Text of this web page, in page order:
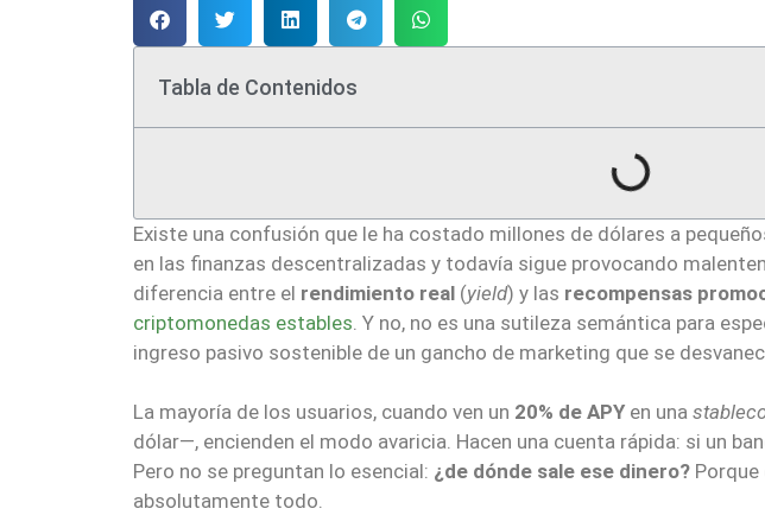
Tabla de Contenidos
Existe una confusión que le ha costado millones de dólares a
en las finanzas descentralizadas y todavía sigue provocando
diferencia entre el rendimiento real (yield) y las recompensas
criptomonedas estables . Y no, no es una sutileza semántica para
ingreso pasivo sostenible de un gancho de marketing que se
La mayoría de los usuarios, cuando ven un 20% de APY en una
dólar—, encienden el modo avaricia. Hacen una cuenta rápida: si un
Pero no se preguntan lo esencial: ¿de dónde sale ese dinero?
absolutamente todo.